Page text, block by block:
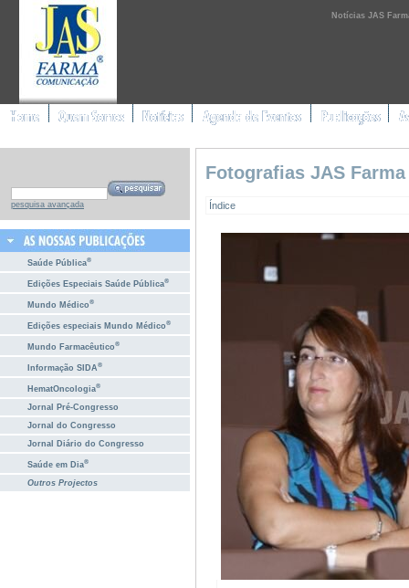
Notícias JAS
pesquisa avançada
Saúde Pública®
Edições Especiais Saúde Pública®
Mundo Médico®
Edições especiais Mundo Médico®
Mundo Farmacêutico®
Informação SIDA®
HematOncologia®
Jornal Pré-Congresso
Jornal do Congresso
Jornal Diário do Congresso
Saúde em Dia®
Outros Projectos
Fotografias JAS
Índice